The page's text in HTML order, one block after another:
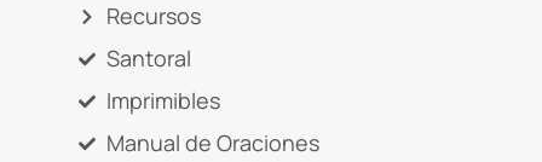
Recursos
Santoral
Imprimibles
Manual de Oraciones